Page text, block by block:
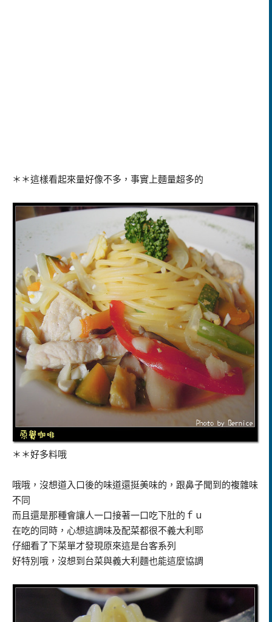
＊＊這樣看起來量好像不多，事實上麵量超多的
＊＊好多料哦
哦哦，沒想道入口後的味道還挺美味的，跟鼻子聞到的複雜味
不同
而且還是那種會讓人一口接著一口吃下肚的ｆｕ
在吃的同時，心想這調味及配菜都很不義大利耶
仔細看了下菜單才發現原來這是台客系列
好特別哦，沒想到台菜與義大利麵也能這麼協調